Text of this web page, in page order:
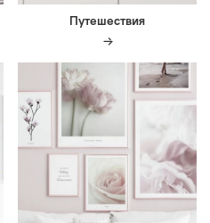
Путешествия